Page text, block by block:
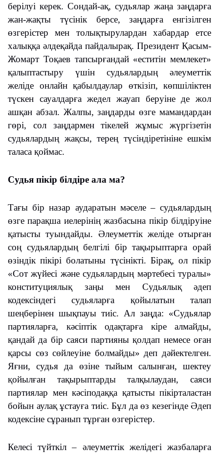
берілуі керек. Сондай-ақ, судьялар жаңа заңдарға
жан-жақты түсінік берсе, заңдарға енгізілген
өзгерістер мен толықтырулардан хабардар етсе
халыққа әлдеқайда пайдалырақ. Президент Қасым-
Жомарт Тоқаев тапсырғандай «еститін мемлекет»
қалыптастыру үшін судьялардың әлеуметтік
желіде онлайн қабылдаулар өткізіп, көпшіліктен
түскен сауалдарға жедел жауап беруіне де жол
ашқан абзал. Жалпы, заңдарды өзге мамандардан
гөрі, сол заңдармен тікелей жұмыс жүргізетін
судьялардың жақсы, терең түсіндіретініне ешкім
таласа қоймас.
Судья пікір білдіре ала ма?
Тағы бір назар аударатын мәселе – судьялардың
өзге парақша иелерінің жазбасына пікір білдіруіне
қатысты туындайды. Әлеуметтік желіде отырған
соң судьялардың белгілі бір тақырыптарға орай
өзіндік пікірі болатыны түсінікті. Бірақ, ол пікір
«Сот жүйесі және судьялардың мәртебесі туралы»
конституциялық заңы мен Судьялық әдеп
кодексіндегі судьяларға қойылатын талап
шеңберінен шықпауы тиіс. Ал заңда: «Судьялар
партияларға, кәсiптiк одақтарға кiре алмайды,
қандай да бiр саяси партияны қолдап немесе оған
қарсы сөз сөйлеуiне болмайды» деп дәйектелген.
Яғни, судья да өзіне тыйым салынған, шектеу
қойылған тақырыптарды талқылаудан, саяси
партиялар мен кәсіподаққа қатысты пікірталастан
бойын аулақ ұстауға тиіс. Бұл да өз кезегінде Әдеп
кодексіне сұранып тұрған өзгерістер.
Келесі түйткіл – әлеуметтік желідегі жазбаларға